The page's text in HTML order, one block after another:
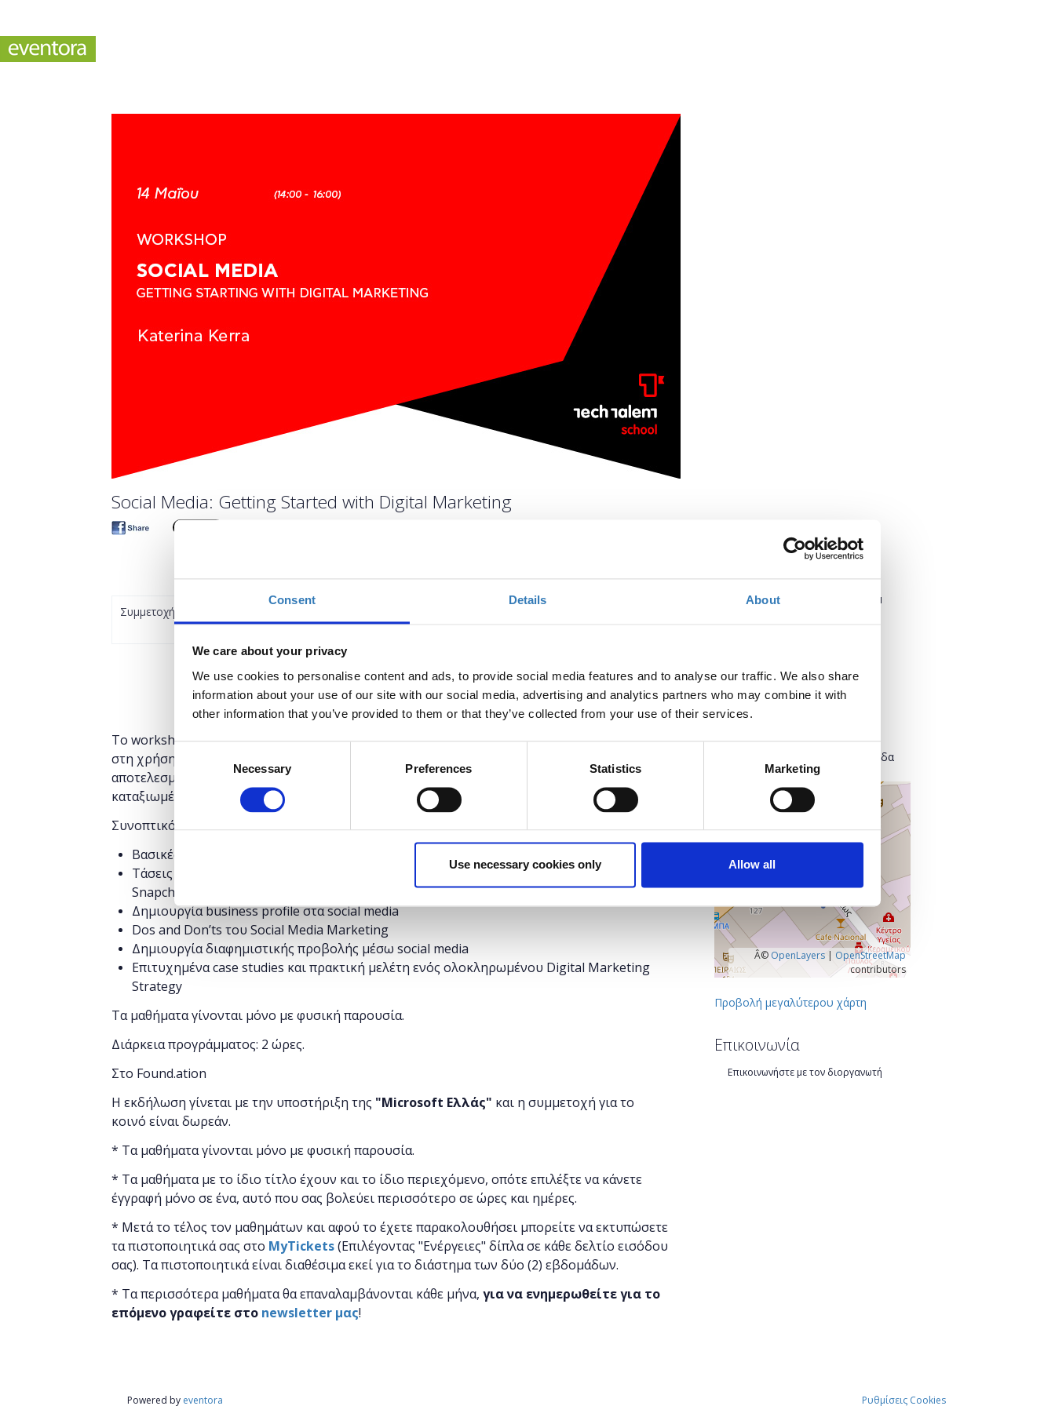
Consent Details About
We care about your privacy
We use cookies to personalise content and ads, to provide social media features and to analyse our traffic. We also share
information about your use of our site with our social media, advertising and analytics partners who may combine it with
other information that you’ve provided to them or that they’ve collected from your use of their services.
Selection
Necessary Preferences Statistics Marketing
Use necessary cookies only Allow all
Social Media: Getting Started with Digital Marketing
Ποσότητα
Συμμετοχή
Το workshop έχει στόχο να δώσει την δυνατότητα στους συμμετέχοντες να εκπαιδευτούν
στη χρήση σημαντικών μέσων κοινωνικής δικτύωσης, να μάθουν τον τρόπο μέτρησης της
αποτελεσματικότητας του Digital Marketing και να δουν βέλτιστες πρακτικές απο
καταξιωμένα brands.
Συνοπτικό πρόγραμμα:
Βασικές Έννοιες Digital Marketing
Τάσεις των Social Media στην Ελλάδα σήμερα και διεθνώς: Facebook, Linkedln,Twitter,
Snapchat, Instagram, YouTube
Δημιουργία business profile στα social media
Dos and Don’ts του Social Media Marketing
Δημιουργία διαφημιστικής προβολής μέσω social media
Επιτυχημένα case studies και πρακτική μελέτη ενός ολοκληρωμένου Digital Marketing
Strategy
Τα μαθήματα γίνονται μόνο με φυσική παρουσία.
Διάρκεια προγράμματος: 2 ώρες.
Στο Found.ation
Η εκδήλωση γίνεται με την υποστήριξη της "Microsoft Ελλάς" και η συμμετοχή για το
κοινό είναι δωρεάν.
* Τα μαθήματα γίνονται μόνο με φυσική παρουσία.
* Τα μαθήματα με το ίδιο τίτλο έχουν και το ίδιο περιεχόμενο, οπότε επιλέξτε να κάνετε
έγγραφή μόνο σε ένα, αυτό που σας βολεύει περισσότερο σε ώρες και ημέρες.
* Μετά το τέλος τον μαθημάτων και αφού το έχετε παρακολουθήσει μπορείτε να εκτυπώσετε
τα πιστοποιητικά ​σας στο MyTickets(Επιλέγοντας "Ενέργειες" δίπλα σε κάθε δελτίο εισόδου
σας). Τα πιστοποιητικά είναι διαθέσιμα εκεί για το διάστημα των δύο (2) εβδομάδων.
* Τα περισσότερα μαθήματα θα επαναλαμβάνονται κάθε μήνα, για να ενημερωθείτε για το
επόμενο γραφείτε στο newsletter μας!
Πότε;
Δευτέρα, 14 Μαΐου 2018 2:00 μμ
Πού;
Found.ation
118 54 Αθήνα
Κεντρικός Τομέας Αθηνών, Ελλάδα
Â© OpenLayers| OpenStreetMap
contributors
Προβολή μεγαλύτερου χάρτη
Επικοινωνία
Επικοινωνήστε με τον διοργανωτή
Powered by eventora Ρυθμίσεις Cookies